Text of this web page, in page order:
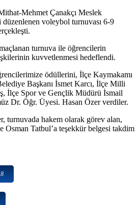
Mehmet Çanakçı Meslek
voleybol turnuvası 6-9
turnuva ile öğrencilerin
kuvvetlenmesi hedeflendi.
ödüllerini, İlçe Kaymakamı
Başkanı İsmet Karcı, İlçe Milli
İlçe Spor ve Gençlik Müdürü İsmail
Dr. Öğr. Üyesi. Hasan Özer verdiler.
turnuvada hakem olarak görev alan,
Osman Tatbul’a teşekkür belgesi takdim